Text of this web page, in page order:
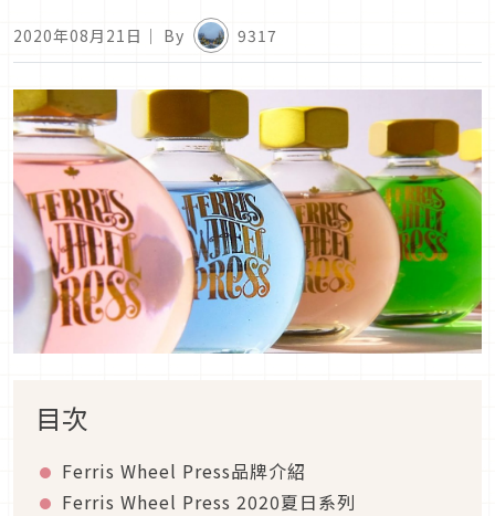
2020年08月21日 ｜ By 9317
目次
Ferris Wheel Press品牌介紹
Ferris Wheel Press 2020夏日系列